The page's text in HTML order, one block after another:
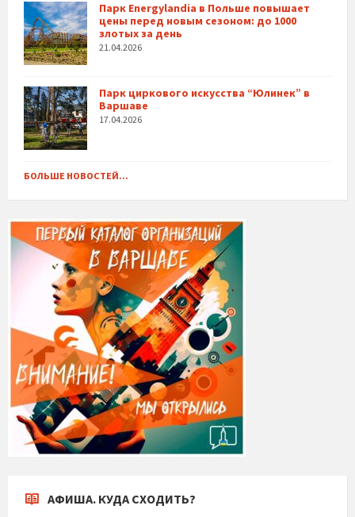
Парк Energylandia в Польше повышает
цены перед новым сезоном: до 1000
злотых за день
21.04.2026
Парк циркового искусства “Юлинек” в
Варшаве
17.04.2026
БОЛЬШЕ НОВОСТЕЙ...
АФИША. КУДА СХОДИТЬ?